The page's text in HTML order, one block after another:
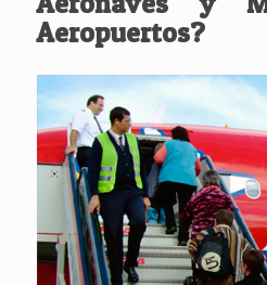
Aeropuertos?